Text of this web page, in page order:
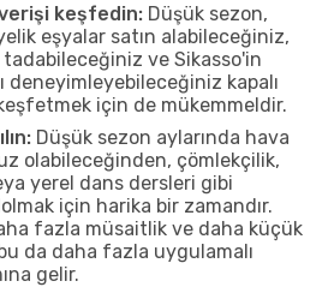
keşfedin: Düşük sezon,
eşyalar satın alabileceğiniz,
ve Sikasso'in
deneyimleyebileceğiniz kapalı
için de mükemmeldir.
Düşük sezon aylarında hava
olabileceğinden, çömlekçilik,
yerel dans dersleri gibi
için harika bir zamandır.
fazla müsaitlik ve daha küçük
da daha fazla uygulamalı
gelir.